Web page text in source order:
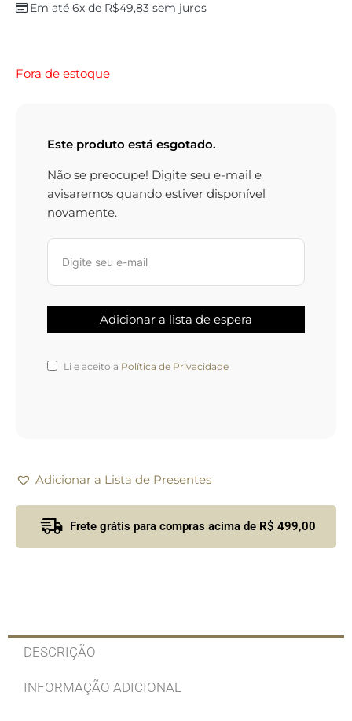
Em até 6x de R$49,83 sem juros
Fora de estoque
Este produto está esgotado.
Não se preocupe! Digite seu e-mail e
avisaremos quando estiver disponível
novamente.
Li e aceito a Política de Privacidade
Adicionar a Lista de Presentes
Frete grátis para compras acima de R$ 499,00
DESCRIÇÃO
INFORMAÇÃO ADICIONAL